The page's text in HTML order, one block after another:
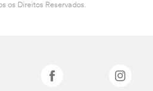
os Direitos Reservados.